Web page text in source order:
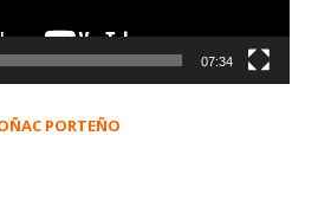
07:34
PORTEÑO